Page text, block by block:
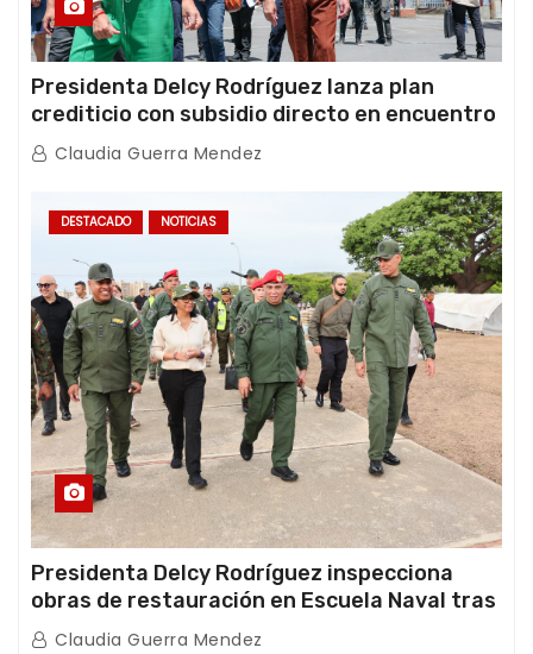
Presidenta Delcy Rodríguez lanza plan
crediticio con subsidio directo en encuentro
con Juntas de Condominio
Claudia Guerra Mendez
DESTACADO NOTICIAS
Presidenta Delcy Rodríguez inspecciona
obras de restauración en Escuela Naval tras
afectaciones sísmicas en La Guaira
Claudia Guerra Mendez